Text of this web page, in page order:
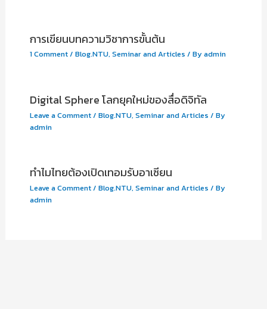
การเขียนบทความวิชาการขั้นต้น
1 Comment/ Blog.NTU, Seminar and Articles / Byadmin
Digital Sphere โลกยุคใหม่ของสื่อดิจิทัล
Leave a Comment/ Blog.NTU, Seminar and Articles / By
admin
ทำไมไทยต้องเปิดเทอมรับอาเซียน
Leave a Comment/ Blog.NTU, Seminar and Articles / By
admin